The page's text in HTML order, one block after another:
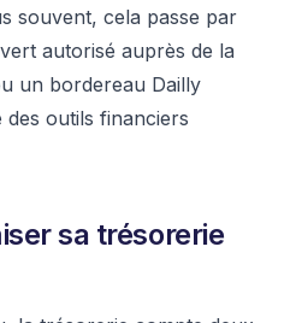
souvent, cela passe par
autorisé auprès de la
un bordereau Dailly
outils financiers
sa trésorerie